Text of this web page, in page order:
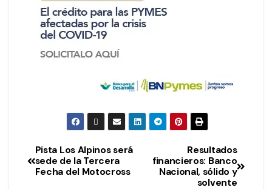
Resultados
financieros: Banco
Nacional, sólido y
solvente
Pista Los Alpinos será
sede de la Tercera
Fecha del Motocross